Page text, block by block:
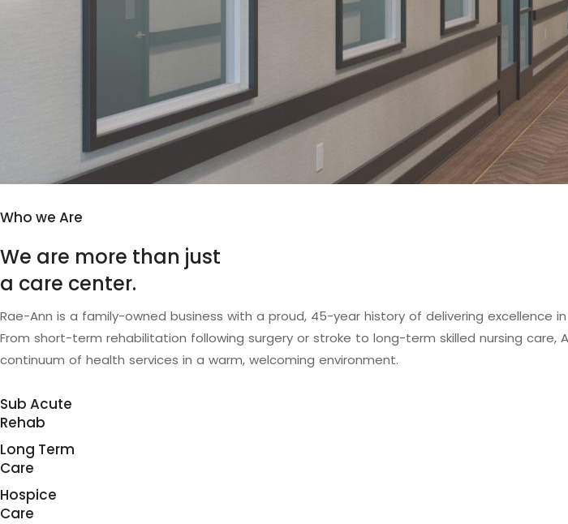
Who we Are
We are more than just
a care center.
Rae-Ann is a family-owned business with a proud, 45-year history of delivering excellence in
From short-term rehabilitation following surgery or stroke to long-term skilled nursing care, A
continuum of health services in a warm, welcoming environment.
Sub Acute
Rehab
Long Term
Care
Hospice
Care